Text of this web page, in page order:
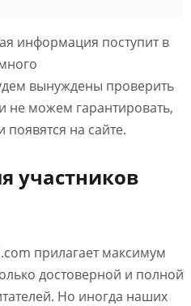
информация поступит в
вынуждены проверить
не можем гарантировать,
на сайте.
участников
прилагает максимум
достоверной и полной
Но иногда наших